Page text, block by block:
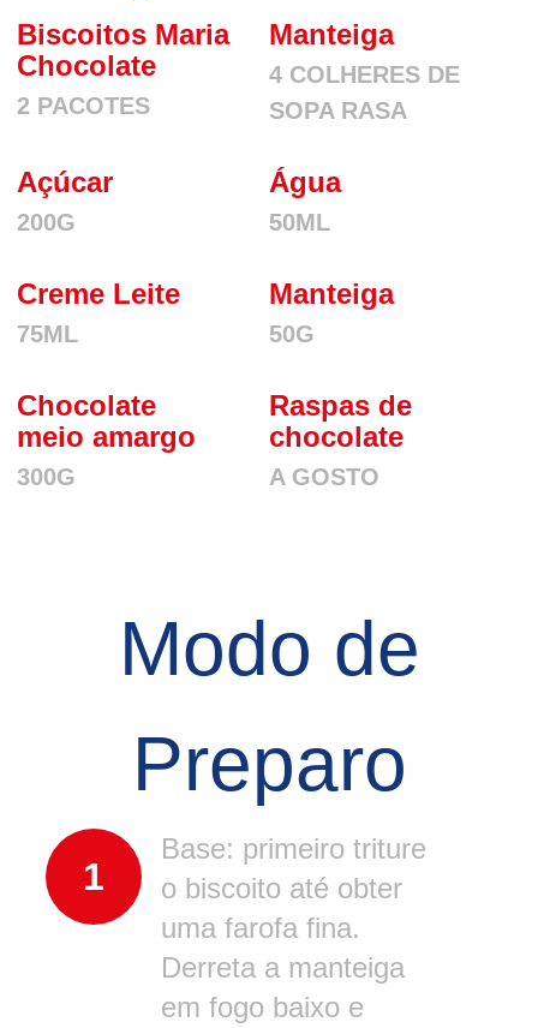
Biscoitos Maria
Chocolate
2 PACOTES
Manteiga
4 COLHERES DE
SOPA RASA
Açúcar
200G
Água
50ML
Creme Leite
75ML
Manteiga
50G
Chocolate
meio amargo
300G
Raspas de
chocolate
A GOSTO
Modo de
Preparo
1
Base: primeiro triture
o biscoito até obter
uma farofa fina.
Derreta a manteiga
em fogo baixo e